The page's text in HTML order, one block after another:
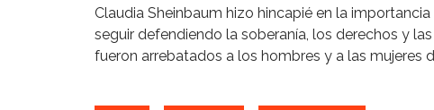
Claudia Sheinbaum hizo hincapié en la
seguir defendiendo la soberanía, los derechos y
fueron arrebatados a los hombres y a las mujeres